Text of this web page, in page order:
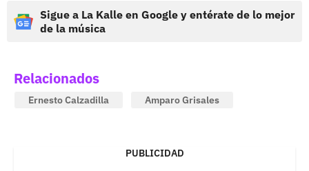
Sigue a La Kalle en Google y entérate de lo mejor
de la música
Relacionados
Ernesto Calzadilla Amparo Grisales
PUBLICIDAD